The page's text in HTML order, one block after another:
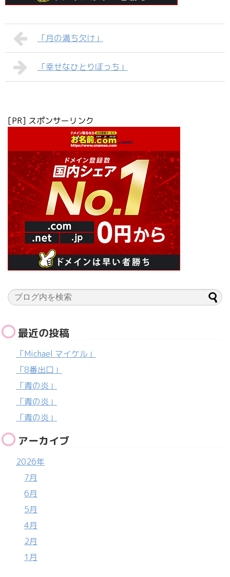
「月の満ち欠け」
「幸せなひとりぼっち」
[PR] スポンサーリンク
最近の投稿
「Michael マイケル」
「8番出口」
「青の炎」
「青の炎」
「青の炎」
アーカイブ
2026年
7月
6月
5月
4月
2月
1月